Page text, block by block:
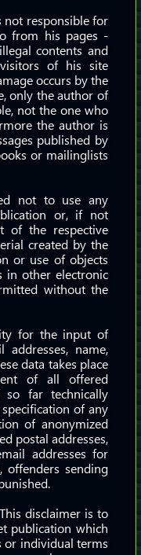
not responsible for
from his pages -
contents and
of his site
occurs by the
only the author of
not the one who
the author is
published by
or mailinglists
not to use any
or, if not
of the respective
created by the
or use of objects
in other electronic
without the
for the input of
addresses, name,
data takes place
of all offered
far technically
of any
of anonymized
postal addresses,
addresses for
offenders sending
disclaimer is to
publication which
or individual terms